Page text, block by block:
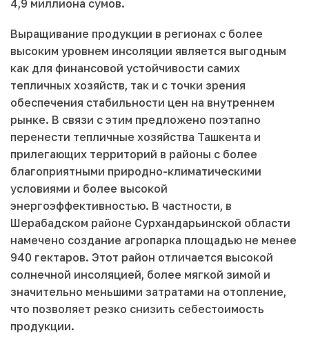
4,9 миллиона сумов.
Выращивание продукции в регионах с более
высоким уровнем инсоляции является выгодным
как для финансовой устойчивости самих
тепличных хозяйств, так и с точки зрения
обеспечения стабильности цен на внутреннем
рынке. В связи с этим предложено поэтапно
перенести тепличные хозяйства Ташкента и
прилегающих территорий в районы с более
благоприятными природно-климатическими
условиями и более высокой
энергоэффективностью. В частности, в
Шерабадском районе Сурхандарьинской области
намечено создание агропарка площадью не менее
940 гектаров. Этот район отличается высокой
солнечной инсоляцией, более мягкой зимой и
значительно меньшими затратами на отопление,
что позволяет резко снизить себестоимость
продукции.